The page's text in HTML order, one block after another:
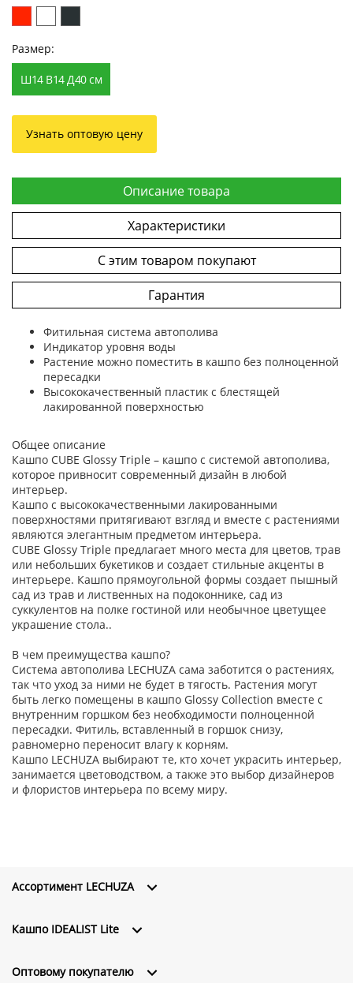
Размер:
Ш14 В14 Д40 см
Узнать оптовую цену
Описание товара
Характеристики
С этим товаром покупают
Гарантия
Фитильная система автополива
Индикатор уровня воды
Растение можно поместить в кашпо без полноценной
пересадки
Высококачественный пластик с блестящей
лакированной поверхностью
Общее описание
Кашпо CUBE Glossy Triple – кашпо с системой автополива,
которое привносит современный дизайн в любой
интерьер.
Кашпо с высококачественными лакированными
поверхностями притягивают взгляд и вместе с растениями
являются элегантным предметом интерьера.
CUBE Glossy Triple предлагает много места для цветов, трав
или небольших букетиков и создает стильные акценты в
интерьере. Кашпо прямоугольной формы создает пышный
сад из трав и лиственных на подоконнике, сад из
суккулентов на полке гостиной или необычное цветущее
украшение стола..
В чем преимущества кашпо?
Система автополива LECHUZA сама заботится о растениях,
так что уход за ними не будет в тягость. Растения могут
быть легко помещены в кашпо Glossy Collection вместе с
внутренним горшком без необходимости полноценной
пересадки. Фитиль, вставленный в горшок снизу,
равномерно переносит влагу к корням.
Кашпо LECHUZA выбирают те, кто хочет украсить интерьер,
занимается цветоводством, а также это выбор дизайнеров
и флористов интерьера по всему миру.
Ассортимент LECHUZA
Кашпо IDEALIST Lite
Оптовому покупателю